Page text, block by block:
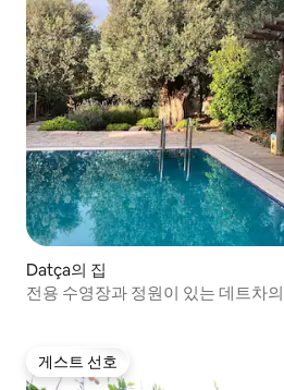
Datça의 집
전용 수영장과 정원이 있는 데트차
게스트 선호
게스트 선호